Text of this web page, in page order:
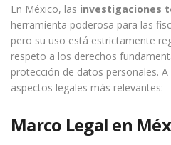
En México, las investigaciones
herramienta poderosa para las
pero su uso está estrictamente
respeto a los derechos
protección de datos personales.
aspectos legales más relevantes:
Marco Legal en